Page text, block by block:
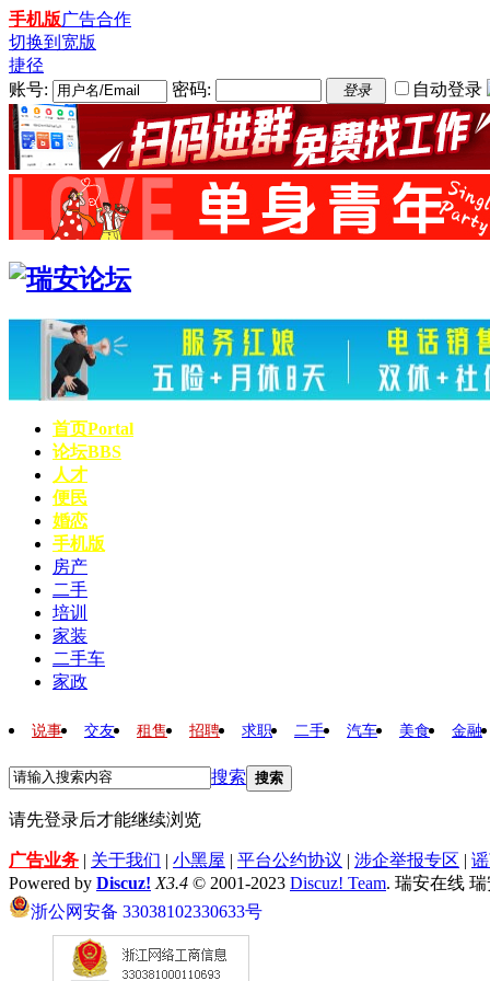
手机版广告合作
切换到宽版
捷径
账号:
密码: 登录 自动登录
首页Portal
论坛BBS
人才
便民
婚恋
手机版
房产
二手
培训
家装
二手车
家政
说事 交友 租售 招聘 求职 二手 汽车 美食 金融
搜索 搜索
请先登录后才能继续浏览
广告业务 | 关于我们 | 小黑屋 | 平台公约协议 | 涉企举报专区 |
Powered by Discuz! X3.4 © 2001-2023 Discuz! Team. 瑞安在线
浙公网安备 33038102330633号